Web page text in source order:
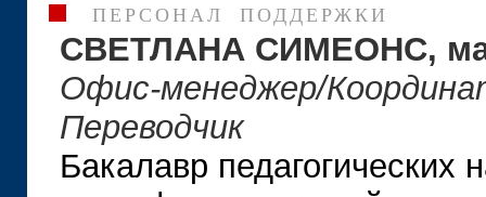
ПЕРСОНАЛ ПОДДЕРЖКИ
СВЕТЛАНА СИМЕОНС,
Офис-менеджер/
Переводчик
Бакалавр педагогических